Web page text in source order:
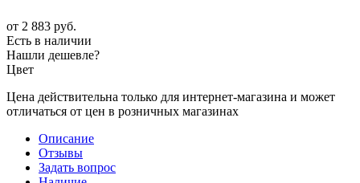
от 2 883 руб.
Есть в наличии
Нашли дешевле?
Цвет
Цена действительна только для интернет-магазина и может
отличаться от цен в розничных магазинах
Описание
Отзывы
Задать вопрос